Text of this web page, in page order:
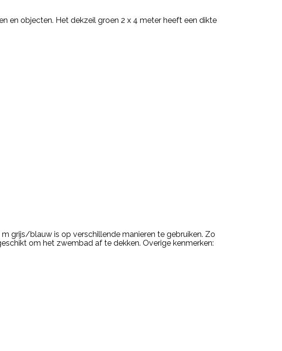
en objecten. Het dekzeil groen 2 x 4 meter heeft een dikte
grijs/blauw is op verschillende manieren te gebruiken. Zo
om het zwembad af te dekken. Overige kenmerken: